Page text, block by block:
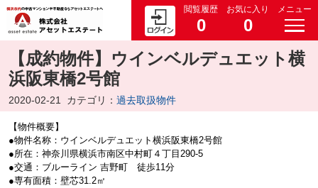
閲覧履歴
0
お気に入り
0
メニュー
【成約物件】ウインベルデュエット横
浜阪東橋2号館
2020-02-21 カテゴリ： 過去取扱物件
【物件概要】
●物件名称：ウインベルデュエット横浜阪東橋2号館
●所在：神奈川県横浜市南区中村町４丁目290-5
●交通：ブルーライン 吉野町 徒歩11分
●専有面積：壁芯31.2㎡